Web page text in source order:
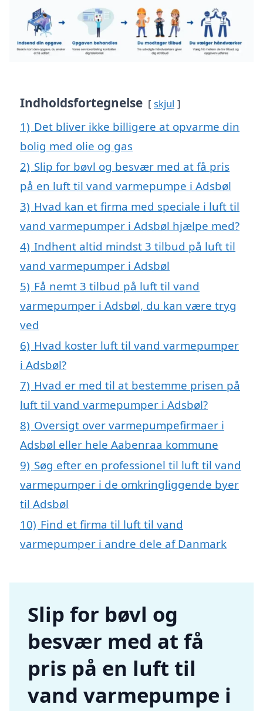
Indholdsfortegnelse skjul
1) Det bliver ikke billigere at opvarme din
bolig med olie og gas
2) Slip for bøvl og besvær med at få pris
på en luft til vand varmepumpe i Adsbøl
3) Hvad kan et firma med speciale i luft til
vand varmepumper i Adsbøl hjælpe med?
4) Indhent altid mindst 3 tilbud på luft til
vand varmepumper i Adsbøl
5) Få nemt 3 tilbud på luft til vand
varmepumper i Adsbøl, du kan være tryg
ved
6) Hvad koster luft til vand varmepumper
i Adsbøl?
7) Hvad er med til at bestemme prisen på
luft til vand varmepumper i Adsbøl?
8) Oversigt over varmepumpefirmaer i
Adsbøl eller hele Aabenraa kommune
9) Søg efter en professionel til luft til vand
varmepumper i de omkringliggende byer
til Adsbøl
10) Find et firma til luft til vand
varmepumper i andre dele af Danmark
Slip for bøvl og
besvær med at få
pris på en luft til
vand varmepumpe i